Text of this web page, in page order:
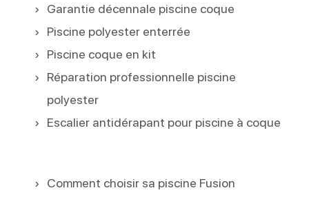
Garantie décennale piscine coque
Piscine polyester enterrée
Piscine coque en kit
Réparation professionnelle piscine
polyester
Escalier antidérapant pour piscine à coque
Comment choisir sa piscine Fusion